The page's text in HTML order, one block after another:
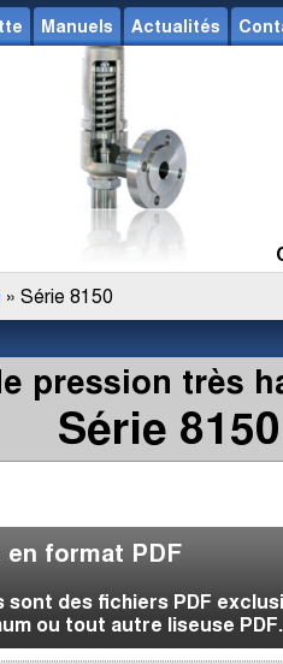
Manuels Actualités
» Série 8150
pression très
Série 8150
en format PDF
des fichiers PDF
ou tout autre liseuse PDF.